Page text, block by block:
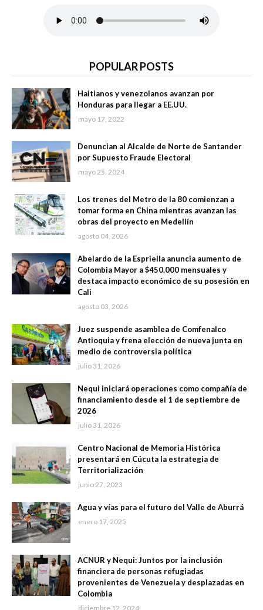
POPULAR POSTS
Haitianos y venezolanos avanzan por
Honduras para llegar a EE.UU.
mayo 17, 2022
Denuncian al Alcalde de Norte de Santander
por Supuesto Fraude Electoral
mayo 25, 2024
Los trenes del Metro de la 80 comienzan a
tomar forma en China mientras avanzan las
obras del proyecto en Medellín
agosto 04, 2026
Abelardo de la Espriella anuncia aumento de
Colombia Mayor a $450.000 mensuales y
destaca impacto económico de su posesión en
Cali
agosto 03, 2026
Juez suspende asamblea de Comfenalco
Antioquia y frena elección de nueva junta en
medio de controversia política
julio 31, 2026
Nequi iniciará operaciones como compañía de
financiamiento desde el 1 de septiembre de
2026
julio 31, 2026
Centro Nacional de Memoria Histórica
presentará en Cúcuta la estrategia de
Territorialización
junio 27, 2023
Agua y vías para el futuro del Valle de Aburrá
enero 17, 2025
ACNUR y Nequi: Juntos por la inclusión
financiera de personas refugiadas
provenientes de Venezuela y desplazadas en
Colombia
diciembre 12, 2024